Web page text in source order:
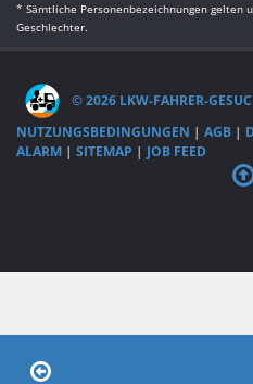
* Sämtliche Personenbezeichnungen gelten
Geschlechter.
© 2026 LKW-FAHRER-
NUTZUNGSBEDINGUNGEN | AGB |
ALARM | SITEMAP | JOB FEED